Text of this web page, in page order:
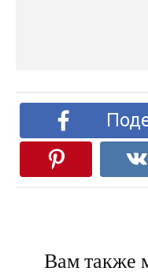
Вам также